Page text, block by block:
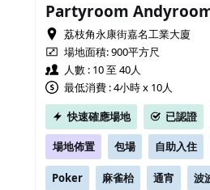
Partyroom
荔枝角永康街嘉名工業大廈
場地面積:900平方尺
人數 : 10 至 40人
最低消費 : 4小時 x 10人
快速確應場地
已認證
場地佈置 包場 自助入住
Poker 麻雀枱 通宵 波